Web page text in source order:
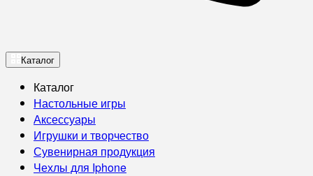
Каталог
Каталог
Настольные игры
Аксессуары
Игрушки и творчество
Сувенирная продукция
Чехлы для Iphone